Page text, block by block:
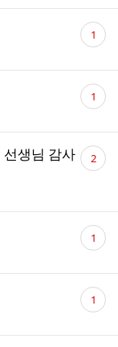
댓
글 1
댓
글 1
생님 감사 댓
글 2
댓
글 1
댓
글 1